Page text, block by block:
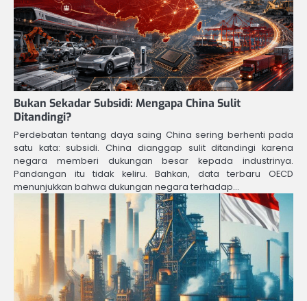
Bukan Sekadar Subsidi: Mengapa China Sulit
Ditandingi?
Perdebatan tentang daya saing China sering berhenti pada
satu kata: subsidi. China dianggap sulit ditandingi karena
negara memberi dukungan besar kepada industrinya.
Pandangan itu tidak keliru. Bahkan, data terbaru OECD
menunjukkan bahwa dukungan negara terhadap…